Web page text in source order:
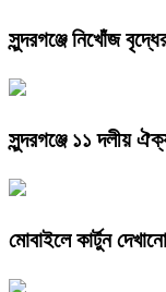
সুন্দরগঞ্জে নিখোঁজ
সুন্দরগঞ্জে ১১ দলীয়
মোবাইলে কার্টুন